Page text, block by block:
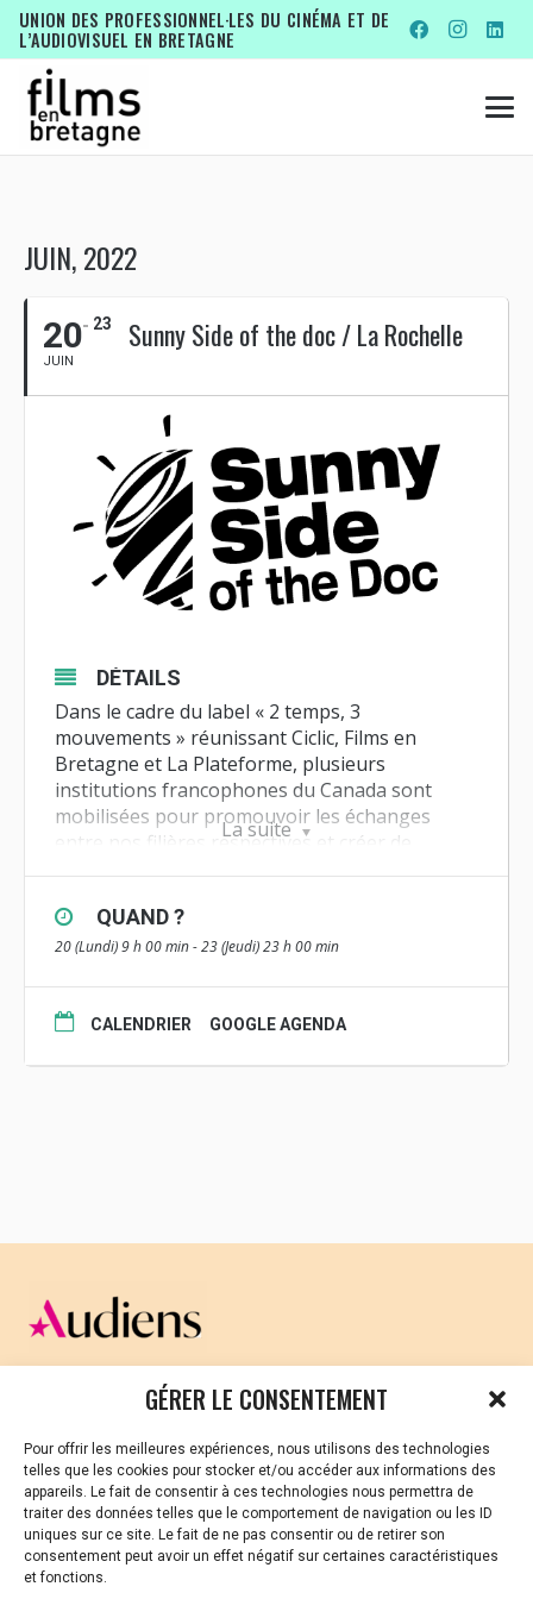
GÉRER LE CONSENTEMENT
Pour offrir les meilleures expériences, nous utilisons des technologies
telles que les cookies pour stocker et/ou accéder aux informations des
appareils. Le fait de consentir à ces technologies nous permettra de
traiter des données telles que le comportement de navigation ou les ID
uniques sur ce site. Le fait de ne pas consentir ou de retirer son
consentement peut avoir un effet négatif sur certaines caractéristiques
et fonctions.
UNION DES PROFESSIONNEL·LES DU CINÉMA ET DE
L’AUDIOVISUEL EN BRETAGNE
JUIN, 2022
20
JUIN
23 Sunny Side of the doc / La Rochelle
La suite
DÉTAILS
Dans le cadre du label « 2 temps, 3
mouvements » réunissant Ciclic, Films en
Bretagne et La Plateforme, plusieurs
institutions francophones du Canada sont
mobilisées pour promouvoir les échanges
entre nos filières respectives et créer de
Le
cycle des webinaires
prolongera jusqu’à la fin de la saison…
20 au 23 juin 2022 à La Rochelle), avec des
délégations de nos trois régions.
En savoir +
QUAND ?
20 (Lundi) 9 h 00 min - 23 (Jeudi) 23 h 00 min
CALENDRIER GOOGLE AGENDA
CELLULE D’ÉCOUTE ET DE SOUTIEN PSYCHOLOGIQUE ET
Vous avez été témoin ou vous êtes victime de VSS ? Ou
vous êtes référent·es harcèlement en besoin de soutien
ou d’informations ?
01 87 20 30 90